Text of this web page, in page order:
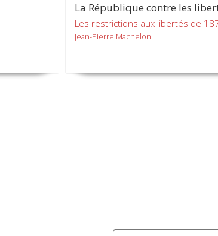
La République contre les
Les restrictions aux libertés de
Jean-Pierre Machelon